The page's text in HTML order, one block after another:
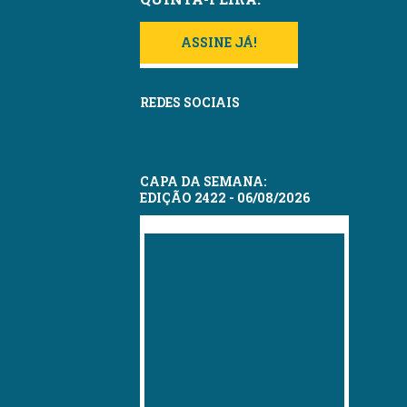
ASSINE JÁ!
REDES SOCIAIS
CAPA DA SEMANA:
EDIÇÃO 2422 - 06/08/2026